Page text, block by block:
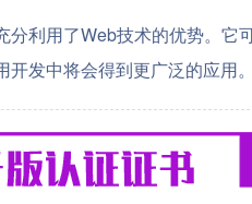
利用了Web技术的优势。
发中将会得到更广泛的应用。